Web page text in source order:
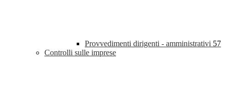
Provvedimenti dirigenti - amministrativi 57
Controlli sulle imprese